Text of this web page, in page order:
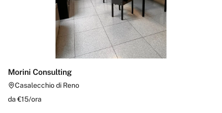
Morini Consulting
Casalecchio di Reno
da €15/ora